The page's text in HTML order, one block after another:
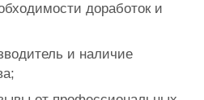
доработок и
и наличие